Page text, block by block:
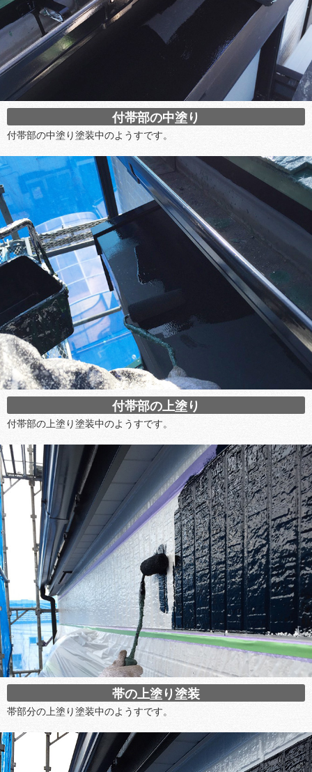
付帯部の中塗り
付帯部の中塗り塗装中のようすです。
付帯部の上塗り
付帯部の上塗り塗装中のようすです。
帯の上塗り塗装
帯部分の上塗り塗装中のようすです。